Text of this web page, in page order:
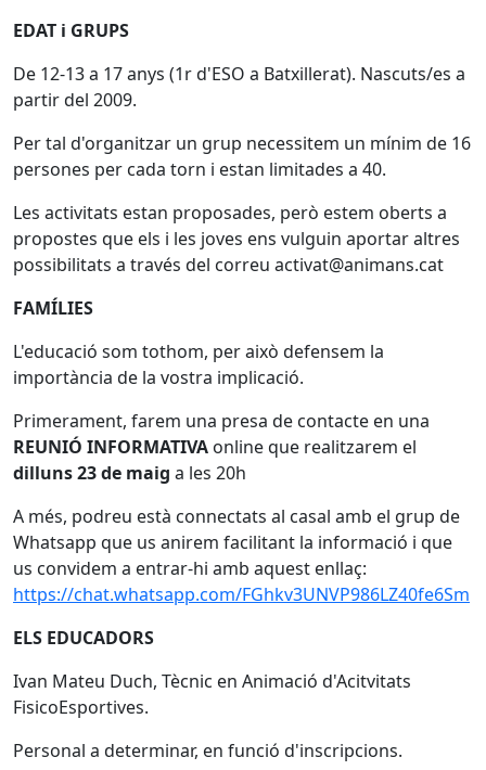
EDAT i GRUPS
De 12-13 a 17 anys (1r d'ESO a Batxillerat). Nascuts/es a
partir del 2009.
Per tal d'organitzar un grup necessitem un mínim de 16
persones per cada torn i estan limitades a 40.
Les activitats estan proposades, però estem oberts a
propostes que els i les joves ens vulguin aportar altres
possibilitats a través del correu activat@animans.cat
FAMÍLIES
L'educació som tothom, per això defensem la
importància de la vostra implicació.
Primerament, farem una presa de contacte en una
REUNIÓ INFORMATIVA online que realitzarem el
dilluns 23 de maig a les 20h
A més, podreu està connectats al casal amb el grup de
Whatsapp que us anirem facilitant la informació i que
us convidem a entrar-hi amb aquest enllaç:
https://chat.whatsapp.com/FGhkv3UNVP986LZ40fe6Sm
ELS EDUCADORS
Ivan Mateu Duch, Tècnic en Animació d'Acitvitats
FisicoEsportives.
Personal a determinar, en funció d'inscripcions.